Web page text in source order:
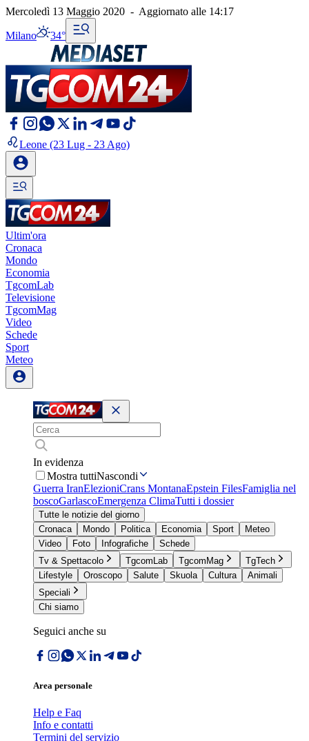
Mercoledì 13 Maggio 2020 - Aggiornato alle 14:17
Milano 34°
Leone (23 Lug - 23 Ago)
Ultim'ora
Cronaca
Mondo
Economia
TgcomLab
Televisione
TgcomMag
Video
Schede
Sport
Meteo
In evidenza
Mostra tuttiNascondi
Guerra IranElezioniCrans MontanaEpstein FilesFamiglia nel
boscoGarlascoEmergenza ClimaTutti i dossier
Tutte le notizie del giorno
Cronaca
Mondo Politica Economia Sport
Meteo
Video
Foto Infografiche
Schede
Tv & Spettacolo
TgcomLab TgcomMag
TgTech
Lifestyle
Oroscopo Salute Skuola Cultura
Animali
Speciali
Chi siamo
Seguici anche su
Area personale
Help e Faq
Info e contatti
Termini del servizio